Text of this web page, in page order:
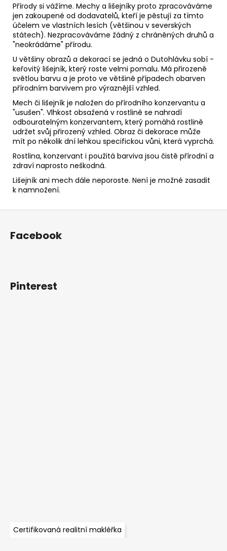
Přírody si vážíme. Mechy a lišejníky proto zpracováváme
jen zakoupené od dodavatelů, kteří je pěstují za tímto
účelem ve vlastních lesích (většinou v severských
státech). Nezpracováváme žádný z chráněných druhů a
"neokrádáme" přírodu.
U většiny obrazů a dekorací se jedná o Dutohlávku sobí -
keřovitý lišejník, který roste velmi pomalu. Má přirozeně
světlou barvu a je proto ve většině případech obarven
přírodním barvivem pro výraznější vzhled.
Mech či lišejník je naložen do přírodního konzervantu a
"usušen". Vlhkost obsažená v rostlině se nahradí
odbouratelným konzervantem, který pomáhá rostlině
udržet svůj přirozený vzhled. Obraz či dekorace může
mít po několik dní lehkou specifickou vůni, která vyprchá.
Rostlina, konzervant i použitá barviva jsou čistě přírodní a
zdraví naprosto neškodná.
Lišejník ani mech dále neporoste. Není je možné zasadit
k namnožení.
Z
Facebook
Pinterest
Certifikovaná realitní makléřka